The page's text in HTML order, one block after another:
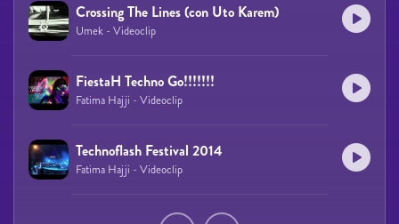
Crossing The Lines (con Uto Karem)
Umek - Videoclip
FiestaH Techno Go!!!!!!!
Fatima Hajji - Videoclip
Technoflash Festival 2014
Fatima Hajji - Videoclip